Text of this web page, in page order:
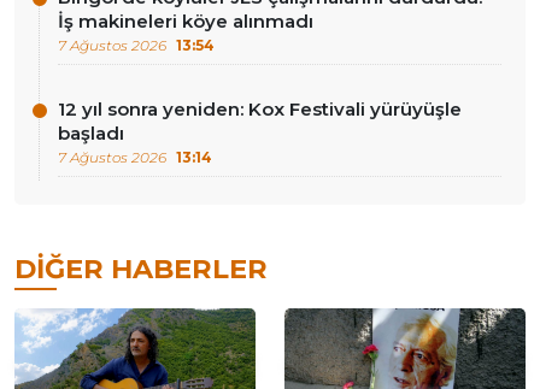
İş makineleri köye alınmadı
7 Ağustos 2026 13:54
12 yıl sonra yeniden: Kox Festivali yürüyüşle
başladı
7 Ağustos 2026 13:14
DIĞER HABERLER